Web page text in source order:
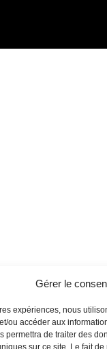
Gérer le
expériences, nous
ou accéder aux
permettra de traiter des
sur ce site. Le fait